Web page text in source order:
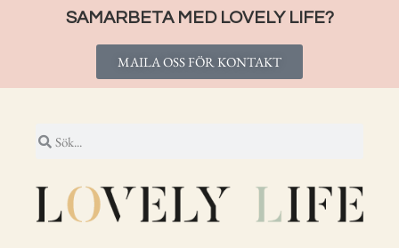
SAMARBETA MED LOVELY LIFE?
MAILA OSS FÖR KONTAKT